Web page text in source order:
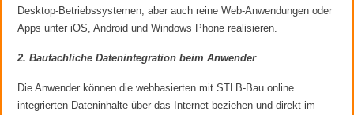
Desktop-Betriebssystemen, aber auch reine Web-Anwendungen oder
Apps unter iOS, Android und Windows Phone realisieren.
2. Baufachliche Datenintegration beim Anwender
Die Anwender können die webbasierten mit STLB-Bau online
integrierten Dateninhalte über das Internet beziehen und direkt im